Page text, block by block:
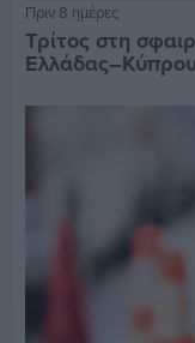
Πριν 8 ημέρες
Τρίτος στη